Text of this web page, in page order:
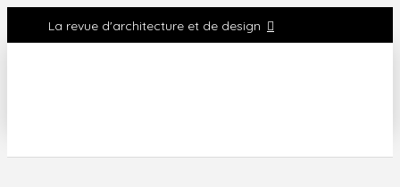
La revue d'architecture et de design